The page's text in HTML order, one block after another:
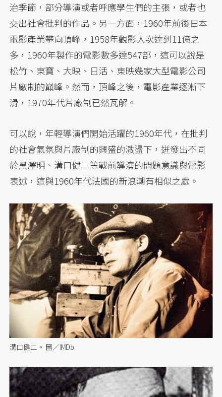
治季節，部分導演或者呼應學生們的主張，或者也
交出社會批判的作品。另一方面，1960年前後日本
電影產業攀向頂峰，1958年觀影人次達到11億之
多，1960年製作的電影數多達547部，這可以說是
松竹、東寶、大映、日活、東映幾家大型電影公司
片廠制的巔峰。然而，頂峰之後，電影產業逐漸下
滑，1970年代片廠制已然瓦解。
可以說，年輕導演們開始活躍的1960年代，在批判
的社會氣氛與片廠制的興盛的激盪下，迸發出不同
於黑澤明、溝口健二等戰前導演的問題意識與電影
表述，這與1960年代法國的新浪潮有相似之處。
溝口健二。 圖／IMDb